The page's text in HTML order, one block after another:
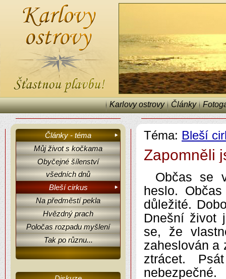
Karlovy ostrovy Články
Články - téma
Můj život s kočkama
Obyčejné šílenství
všedních dnů
Bleší cirkus
Na předměstí pekla
Hvězdný prach
Poločas rozpadu myšlení
Tak po různu...
Téma: Bleší
Zapomněli
Občas se
heslo.
důležité.
Dnešní život
se, že
zaheslován a
ztrácet.